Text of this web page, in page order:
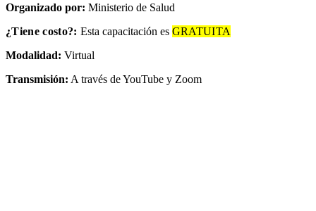
Organizado por: Ministerio de Salud
¿Tiene costo?: Esta capacitación es GRATUITA
Modalidad: Virtual
Transmisión: A través de YouTube y Zoom